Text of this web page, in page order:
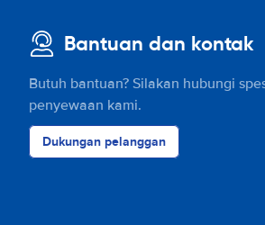
Bantuan dan kontak
Butuh bantuan? Silakan hubungi
penyewaan kami.
Dukungan pelanggan